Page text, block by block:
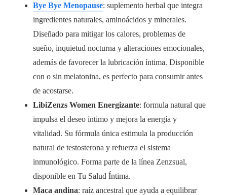
Bye Bye Menopause: suplemento herbal que integra
ingredientes naturales, aminoácidos y minerales.
Diseñado para mitigar los calores, problemas de
sueño, inquietud nocturna y alteraciones emocionales,
además de favorecer la lubricación íntima. Disponible
con o sin melatonina, es perfecto para consumir antes
de acostarse.
LibiZenzs Women Energizante: formula natural que
impulsa el deseo íntimo y mejora la energía y
vitalidad. Su fórmula única estimula la producción
natural de testosterona y refuerza el sistema
inmunológico. Forma parte de la línea Zenzsual,
disponible en Tu Salud Íntima.
Maca andina: raíz ancestral que ayuda a equilibrar